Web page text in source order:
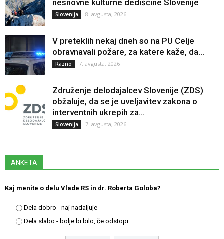
nesnovne kulturne dediščine Slovenije
Slovenija 8. avgusta, 2026
V preteklih nekaj dneh so na PU Celje
obravnavali požare, za katere kaže, da...
Razno 7. avgusta, 2026
Združenje delodajalcev Slovenije (ZDS)
obžaluje, da se je uveljavitev zakona o
interventnih ukrepih za...
Slovenija 7. avgusta, 2026
ANKETA
Kaj menite o delu Vlade RS in dr. Roberta Goloba?
Dela dobro - naj nadaljuje
Dela slabo - bolje bi bilo, če odstopi